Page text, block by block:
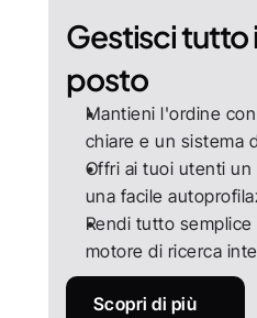
Gestisci tutto
posto
Mantieni l'ordine
chiare e un sistema
Offri ai tuoi utenti un
una facile
Rendi tutto
motore di ricerca
Scopri di più